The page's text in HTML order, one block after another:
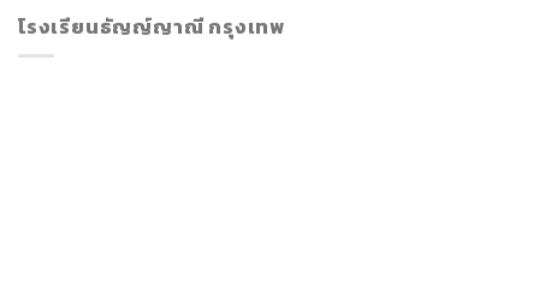
โรงเรียนธัญญ์ญาณี กรุงเทพ